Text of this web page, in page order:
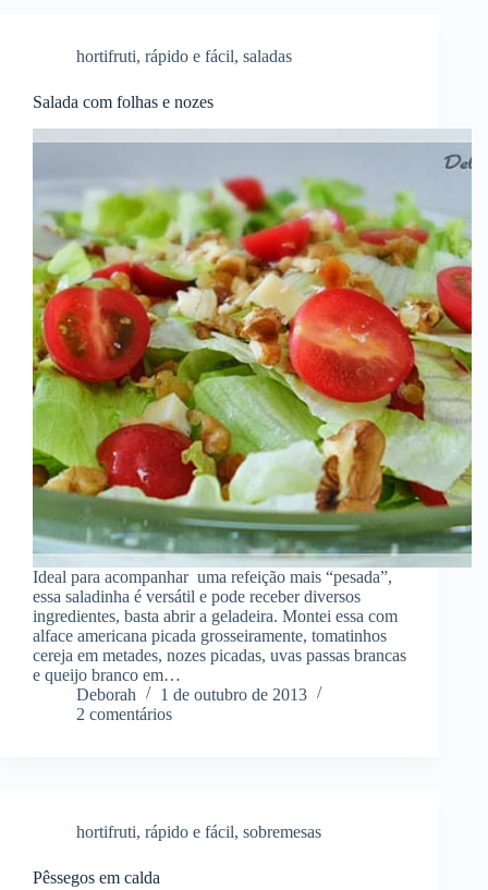
hortifruti, rápido e fácil, saladas
Salada com folhas e nozes
Ideal para acompanhar uma refeição mais “pesada”,
essa saladinha é versátil e pode receber diversos
ingredientes, basta abrir a geladeira. Montei essa com
alface americana picada grosseiramente, tomatinhos
cereja em metades, nozes picadas, uvas passas brancas
e queijo branco em…
Deborah
1 de outubro de 2013
2 comentários
hortifruti, rápido e fácil, sobremesas
Pêssegos em calda